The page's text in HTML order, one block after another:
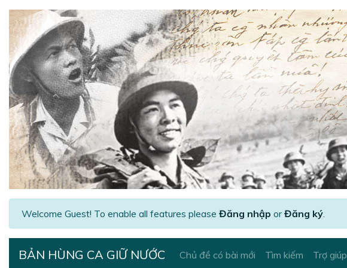
Welcome Guest! To enable all features please Đăng nhập orĐăng ký.
BẢN HÙNG CA GIỮ NƯỚC Chủ đề có bài mới Tìm kiếm Trợ giúp